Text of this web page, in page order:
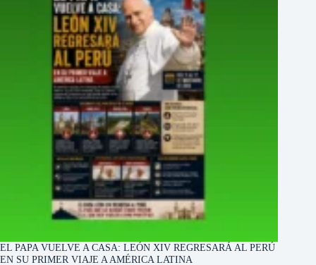
EL PAPA VUELVE A CASA: LEÓN XIV REGRESARÁ AL PERÚ
EN SU PRIMER VIAJE A AMÉRICA LATINA